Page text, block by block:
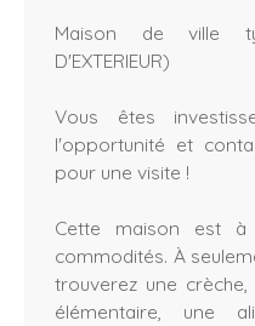
Maison de ville
D'EXTERIEUR)
Vous êtes
l'opportunité et
pour une visite !
Cette maison est
commodités. À
trouverez une
élémentaire, une